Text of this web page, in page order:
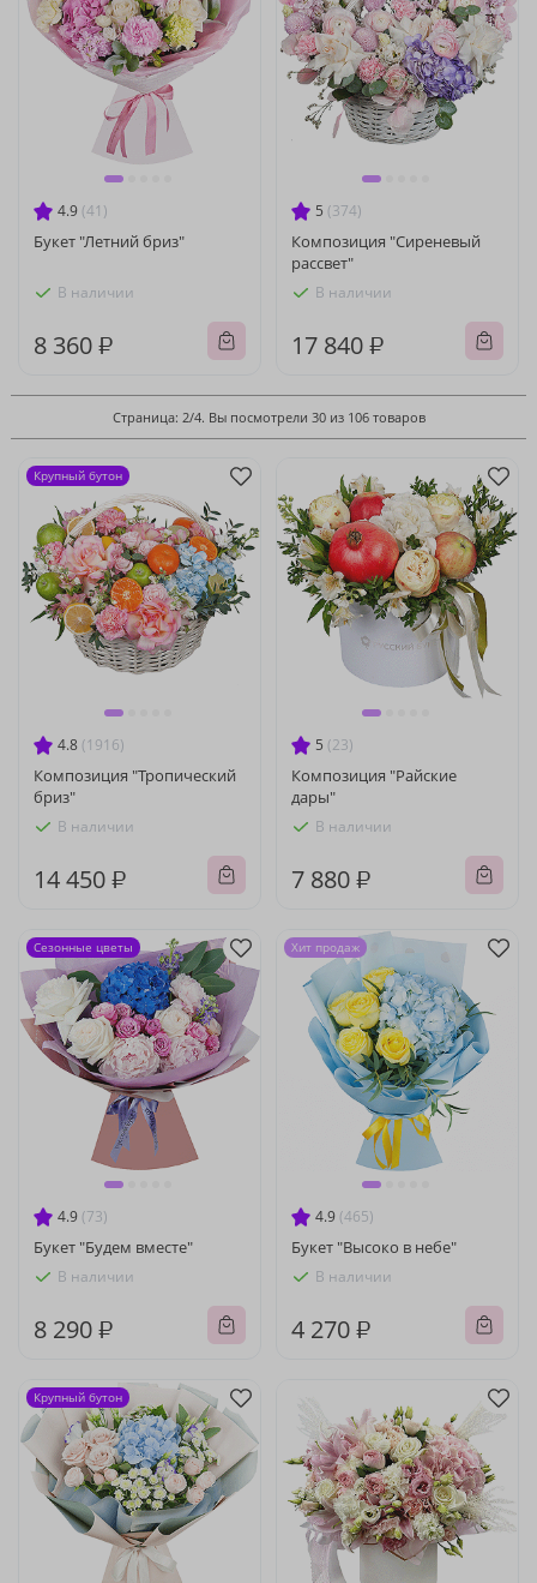
4.9 (41)
Букет "Летний бриз"
В наличии
8 360 ₽
5 (374)
Композиция "Сиреневый
рассвет"
В наличии
17 840 ₽
Страница: 2/4. Вы посмотрели 30 из 106 товаров
4.8 (1916)
Композиция "Тропический
бриз"
В наличии
14 450 ₽
Крупный бутон
5 (23)
Композиция "Райские
дары"
В наличии
7 880 ₽
4.9 (73)
Букет "Будем вместе"
В наличии
8 290 ₽
Сезонные цветы
4.9 (465)
Букет "Высоко в небе"
В наличии
4 270 ₽
Хит продаж
Крупный бутон